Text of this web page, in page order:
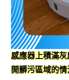
感應器上積滿
開髒污區域的情